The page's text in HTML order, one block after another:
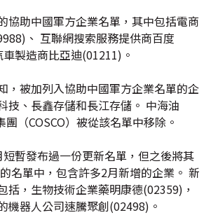
協助中國軍方企業名單，其中包括電商
、 互聯網搜索服務提供商百度
製造商比亞迪(01211)。
，被加列入協助中國軍方企業名單的企
技、長鑫存儲和長江存儲。 中海油
（COSCO）被從該名單中移除。
暫發布過一份更新名單，但之後將其
名單中，包含許多2月新增的企業。 新
括，生物技術企業藥明康德(02359)，
機器人公司速騰聚創(02498)。